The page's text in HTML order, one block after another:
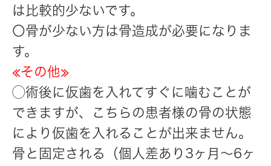
は比較的少ないです。
〇骨が少ない方は骨造成が必要になりま
す。
≪その他≫
◯術後に仮歯を入れてすぐに噛むことが
できますが、こちらの患者様の骨の状態
により仮歯を入れることが出来ません。
骨と固定される（個人差あり3ヶ月〜6ヶ